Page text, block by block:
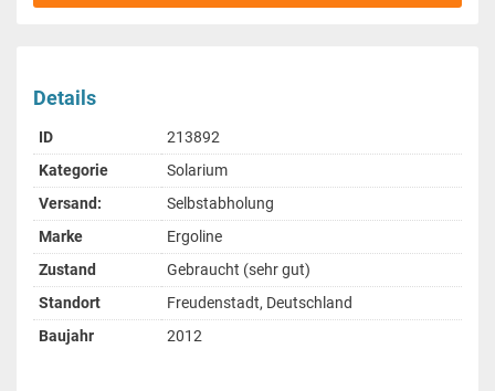
Details
ID
213892
Kategorie
Solarium
Versand:
Selbstabholung
Marke
Ergoline
Zustand
Gebraucht (sehr gut)
Standort
Freudenstadt, Deutschland
Baujahr
2012